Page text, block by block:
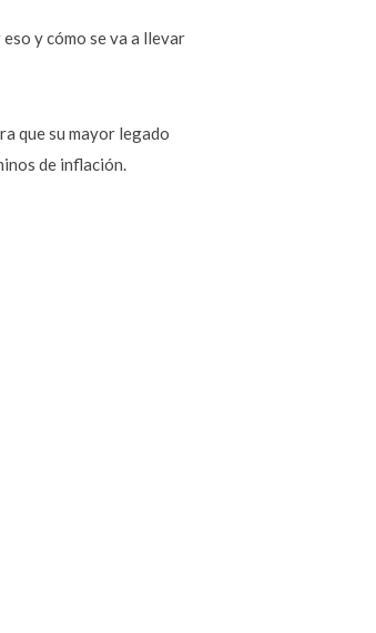
y cómo se va a llevar
que su mayor legado
de inflación.